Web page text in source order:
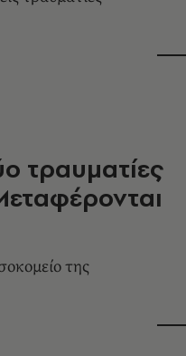
τραυματίες
της